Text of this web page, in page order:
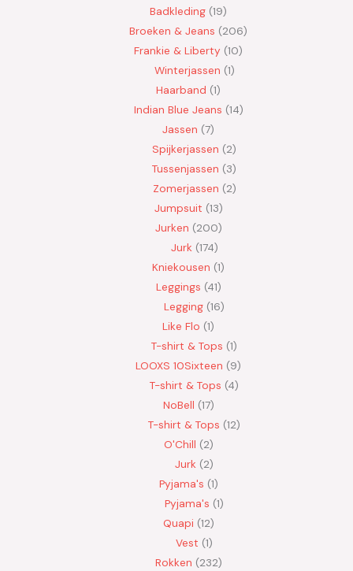
Badkleding 19
Broeken & Jeans
206
Frankie & Liberty 10
Winterjassen 1
Haarband 1
Indian Blue Jeans 14
Jassen 7
Spijkerjassen
2
Tussenjassen
3
Zomerjassen 2
Jumpsuit 13
Jurken 200
Jurk 174
Kniekousen 1
Leggings 41
Legging 16
Like Flo 1
T-shirt & Tops 1
LOOXS 10Sixteen
9
T-shirt & Tops 4
NoBell 17
T-shirt & Tops 12
O'Chill 2
Jurk 2
Pyjama's 1
Pyjama's 1
Quapi 12
Vest 1
Rokken 232